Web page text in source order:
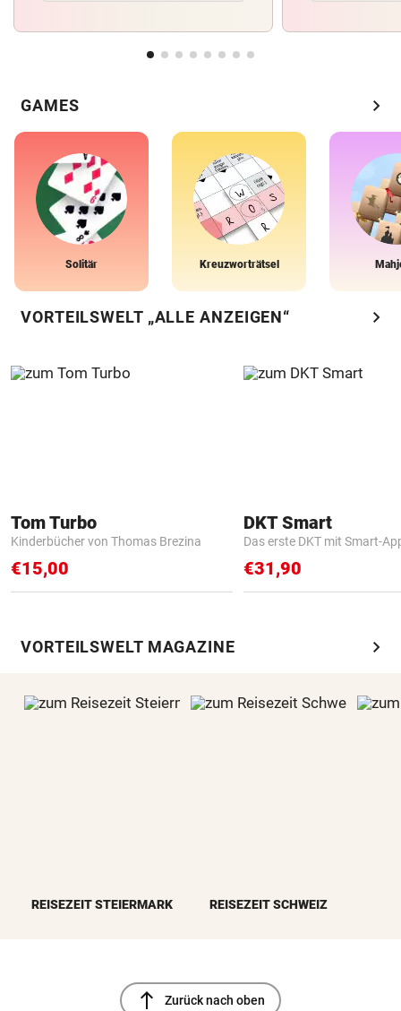
GAMES chevron_right
Solitär Kreuzworträtsel
VORTEILSWELT „ALLE ANZEIGEN“ chevron_right
Tom Turbo
Kinderbücher von Thomas Brezina
€15,00
DKT Smart
Das erste DKT mit Smart-
€31,90
VORTEILSWELT MAGAZINE chevron_right
REISEZEIT STEIERMARK REISEZEIT SCHWEIZ
north Zurück nach oben